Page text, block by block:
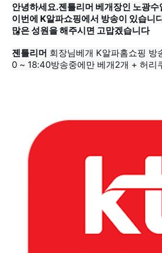
안녕하세요.젠틀리머 베개장인 노광수
이번에 K알파쇼핑에서 방송이 있습니
많은 성원을 해주시면 고맙겠습니다
젠틀리머
0 ~ 18:40방송중에만 베개2개 + 허리